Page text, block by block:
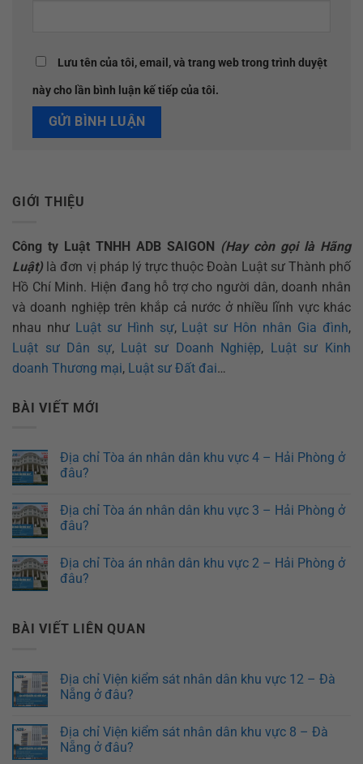
Lưu tên của tôi, email, và trang web trong trình duyệt
này cho lần bình luận kế tiếp của tôi.
GIỚI THIỆU
Công ty Luật TNHH ADB SAIGON (Hay còn gọi là Hãng
Luật) là đơn vị pháp lý trực thuộc Đoàn Luật sư Thành phố
Hồ Chí Minh. Hiện đang hỗ trợ cho người dân, doanh nhân
và doanh nghiệp trên khắp cả nước ở nhiều lĩnh vực khác
nhau như Luật sư Hình sự, Luật sư Hôn nhân Gia đình,
Luật sư Dân sự, Luật sư Doanh Nghiệp, Luật sư Kinh
doanh Thương mại, Luật sư Đất đai…
BÀI VIẾT MỚI
Địa chỉ Tòa án nhân dân khu vực 4 – Hải Phòng ở
đâu?
Địa chỉ Tòa án nhân dân khu vực 3 – Hải Phòng ở
đâu?
Địa chỉ Tòa án nhân dân khu vực 2 – Hải Phòng ở
đâu?
BÀI VIẾT LIÊN QUAN
Địa chỉ Viện kiểm sát nhân dân khu vực 12 – Đà
Nẵng ở đâu?
Địa chỉ Viện kiểm sát nhân dân khu vực 8 – Đà
Nẵng ở đâu?